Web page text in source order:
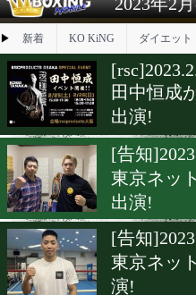
試合日程 試合結果
2023年
新着 KO KiNG
田中
出演!
[告知
東京